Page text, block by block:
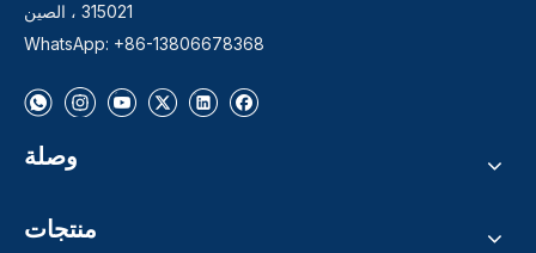
315021 ، الصين
WhatsApp: +86-13806678368
وصلة
منتجات